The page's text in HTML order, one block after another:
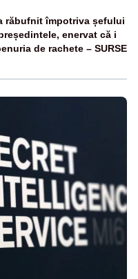
răbufnit împotriva șefului
enervat că i
de rachete – SURSE